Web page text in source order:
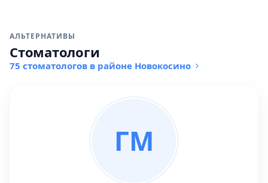
АЛЬТЕРНАТИВЫ
Стоматологи
75 стоматологов в районе Новокосино
ГМ